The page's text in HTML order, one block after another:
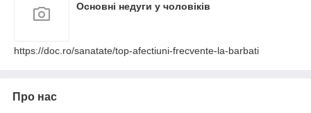
Основні недуги у чоловіків
https://doc.ro/sanatate/top-afectiuni-frecvente-la-barbati
Про нас